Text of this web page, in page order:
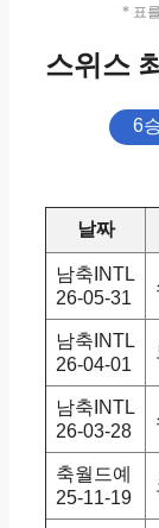
* 표
스위스
6
날짜
남축INTL
26-05-31
남축INTL
26-04-01
남축INTL
26-03-28
축월드예
25-11-19